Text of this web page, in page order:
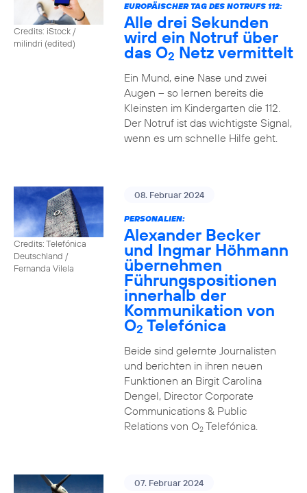
Credits: iStock /
milindri (edited)
EUROPÄISCHER TAG DES NOTRUFS 112:
Alle drei Sekunden
wird ein Notruf über
das O2 Netz vermittelt
Ein Mund, eine Nase und zwei
Augen – so lernen bereits die
Kleinsten im Kindergarten die 112.
Der Notruf ist das wichtigste Signal,
wenn es um schnelle Hilfe geht.
Credits: Telefónica
Deutschland /
Fernanda Vilela
08. Februar 2024
PERSONALIEN:
Alexander Becker
und Ingmar Höhmann
übernehmen
Führungspositionen
innerhalb der
Kommunikation von
O2 Telefónica
Beide sind gelernte Journalisten
und berichten in ihren neuen
Funktionen an Birgit Carolina
Dengel, Director Corporate
Communications & Public
Relations von O2Telefónica.
07. Februar 2024